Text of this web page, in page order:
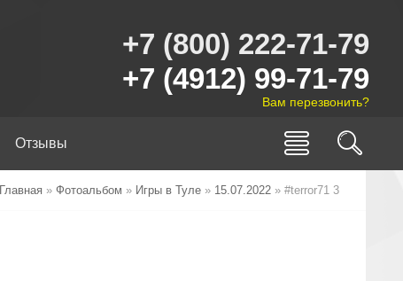
+7 (800) 222-71-79
+7 (4912) 99-71-79
Вам перезвонить?
Отзывы
Главная » Фотоальбом » Игры в Туле » 15.07.2022 » #terror71 3